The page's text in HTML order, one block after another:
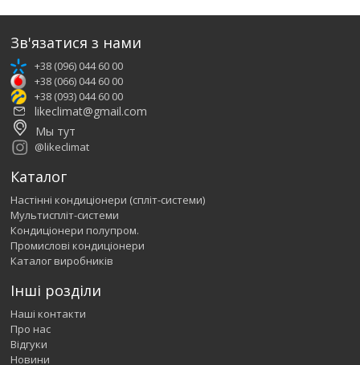
Зв'язатися з нами
+38 (096) 044 60 00
+38 (066) 044 60 00
+38 (093) 044 60 00
likeclimat@gmail.com
Мы тут
@likeclimat
Каталог
Настінні кондиціонери (спліт-системи)
Мультиспліт-системи
Кондиціонери полупром.
Промислові кондиціонери
Каталог виробників
Інші розділи
Наші контакти
Про нас
Відгуки
Новини